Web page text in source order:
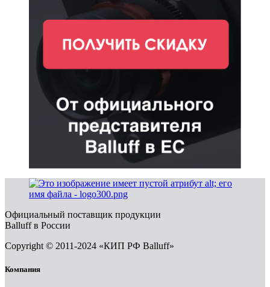
Официальный поставщик продукции
Balluff в России
Copyright © 2011-2024 «КИП РФ Balluff»
Компания